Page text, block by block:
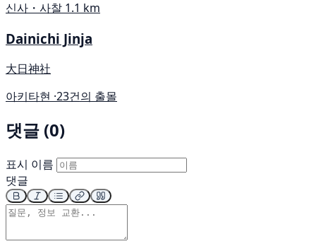
신사・사찰 1.1 km
Dainichi Jinja
大日神社
아키타현 ·23건의 출몰
댓글 (0)
표시 이름
댓글